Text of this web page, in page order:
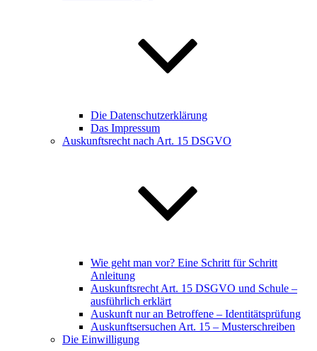
Die Datenschutzerklärung
Das Impressum
Auskunftsrecht nach Art. 15 DSGVO
Wie geht man vor? Eine Schritt für Schritt
Anleitung
Auskunftsrecht Art. 15 DSGVO und Schule –
ausführlich erklärt
Auskunft nur an Betroffene – Identitätsprüfung
Auskunftsersuchen Art. 15 – Musterschreiben
Die Einwilligung